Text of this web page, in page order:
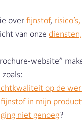
over fijnstof,
van onze
website”
op de
in mijn
niet genoeg?